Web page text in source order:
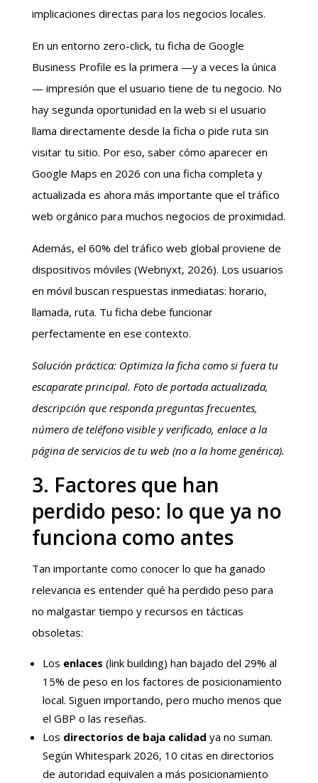
implicaciones directas para los negocios locales.
En un entorno zero-click, tu ficha de Google
Business Profile es la primera —y a veces la única
— impresión que el usuario tiene de tu negocio. No
hay segunda oportunidad en la web si el usuario
llama directamente desde la ficha o pide ruta sin
visitar tu sitio. Por eso, saber cómo aparecer en
Google Maps en 2026 con una ficha completa y
actualizada es ahora más importante que el tráfico
web orgánico para muchos negocios de proximidad.
Además, el 60% del tráfico web global proviene de
dispositivos móviles (Webnyxt, 2026). Los usuarios
en móvil buscan respuestas inmediatas: horario,
llamada, ruta. Tu ficha debe funcionar
perfectamente en ese contexto.
Solución práctica: Optimiza la ficha como si fuera tu
escaparate principal. Foto de portada actualizada,
descripción que responda preguntas frecuentes,
número de teléfono visible y verificado, enlace a la
página de servicios de tu web (no a la home genérica).
3. Factores que han
perdido peso: lo que ya no
funciona como antes
Tan importante como conocer lo que ha ganado
relevancia es entender qué ha perdido peso para
no malgastar tiempo y recursos en tácticas
obsoletas:
Los enlaces (link building) han bajado del 29% al
15% de peso en los factores de posicionamiento
local. Siguen importando, pero mucho menos que
el GBP o las reseñas.
Los directorios de baja calidad ya no suman.
Según Whitespark 2026, 10 citas en directorios
de autoridad equivalen a más posicionamiento